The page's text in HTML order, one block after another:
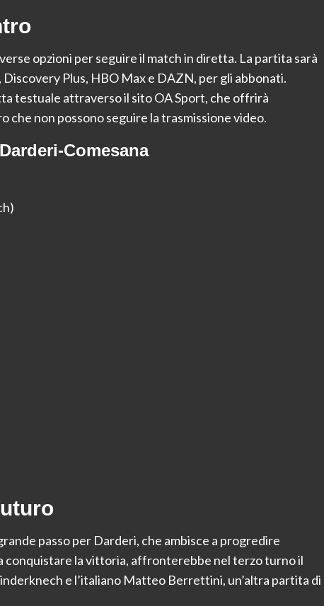
opzioni per seguire il match in diretta. La partita sarà
Plus, HBO Max e DAZN, per gli abbonati.
testuale attraverso il sito OA Sport, che offrirà
che non possono seguire la trasmissione video.
Comesana
passo per Darderi, che ambisce a progredire
conquistare la vittoria, affronterebbe nel terzo turno il
e l’italiano Matteo Berrettini, un’altra partita di